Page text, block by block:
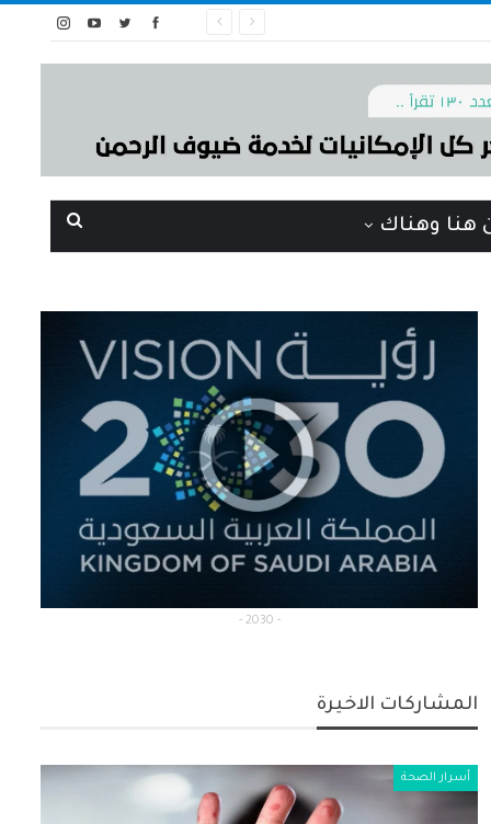
هنا وهناك
- 2030 -
المشاركات الاخيرة
أسرار الصحة